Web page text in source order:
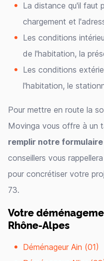
La distance qu'il faut
chargement et
Les conditions
de l'habitation, la
Les conditions
l'habitation, le
Pour mettre en route la
Movinga vous offre à un
remplir notre
conseillers vous
pour concrétiser votre
73.
Votre
Rhône-Alpes
Déménageur Ain (01)